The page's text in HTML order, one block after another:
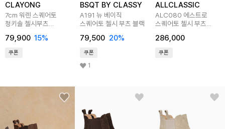
CLAYONG
7cm 워렌 스퀘어토
청키솔 첼시부츠
79,900 15%
쿠폰
BSQT BY CLASSY
A191 뉴 베이직
스퀘어토 첼시 부츠 블랙
79,500 20%
쿠폰
1
ALLCLASSIC
ALC080 에스트로
스퀘어토 첼시 부츠
286,000
쿠폰